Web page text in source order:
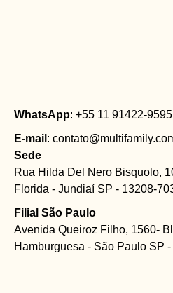
WhatsApp: +55 11 91422-9595
E-mail :
Sede
Rua Hilda Del Nero Bisquolo,
Florida - Jundiaí SP - 13208-
Filial São Paulo
Avenida Queiroz Filho, 1560-
Hamburguesa - São Paulo SP